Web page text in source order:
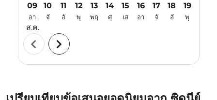
09
อา
ส.ค.
10
จั
11
อั
12
พุ
13
พฤ
14
ศุ
15
เส
16
อา
17
จั
18
อั
19
พุ
chevron_left chevron_right